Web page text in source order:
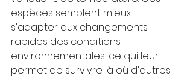
espèces semblent mieux
s'adapter aux changements
rapides des conditions
environnementales, ce qui leur
permet de survivre là où d'autres